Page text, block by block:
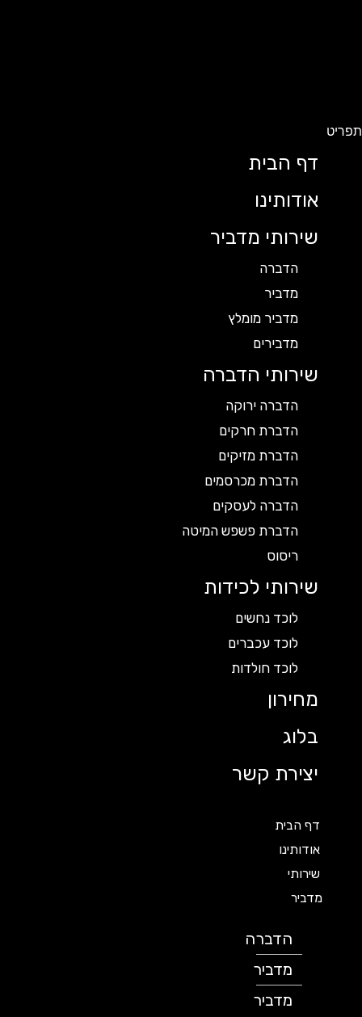
תפריט
דף הבית
אודותינו
שירותי מדביר
הדברה
מדביר
מדביר מומלץ
מדבירים
שירותי הדברה
הדברה ירוקה
הדברת חרקים
הדברת מזיקים
הדברת מכרסמים
הדברה לעסקים
הדברת פשפש המיטה
ריסוס
שירותי לכידות
לוכד נחשים
לוכד עכברים
לוכד חולדות
מחירון
בלוג
יצירת קשר
דף הבית
אודותינו
שירותי
מדביר
הדברה
מדביר
מדביר